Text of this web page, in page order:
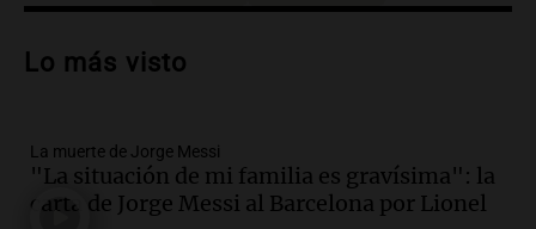
Audio.El Tesoro Nacional captura 12
liquidez de 4 billones
Audio.La lección del Titanic y la
humildad en tiempos de tormenta
según San Ignacio de Loyola
Lo más visto
La muerte de Jorge Messi
"La situación de mi familia es gravísima": la
carta de Jorge Messi al Barcelona por Lionel